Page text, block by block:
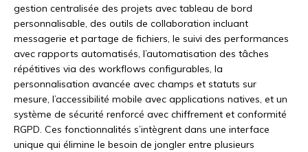
gestion centralisée des projets avec tableau de bord
personnalisable, des outils de collaboration incluant
messagerie et partage de fichiers, le suivi des performances
avec rapports automatisés, l’automatisation des tâches
répétitives via des workflows configurables, la
personnalisation avancée avec champs et statuts sur
mesure, l’accessibilité mobile avec applications natives, et un
système de sécurité renforcé avec chiffrement et conformité
RGPD. Ces fonctionnalités s’intègrent dans une interface
unique qui élimine le besoin de jongler entre plusieurs